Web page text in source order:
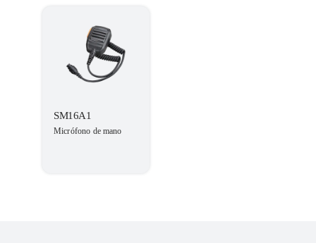
SM16A1
Micrófono de mano